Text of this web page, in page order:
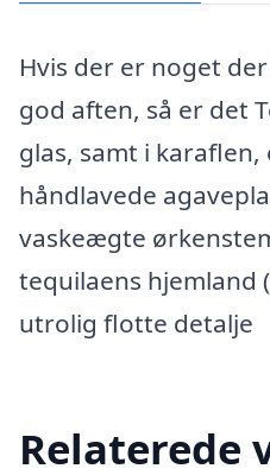
Hvis der er noget
god aften, så er det
glas, samt i karaflen,
håndlavede
vaskeægte
tequilaens hjemland
utrolig flotte detalje
Relaterede